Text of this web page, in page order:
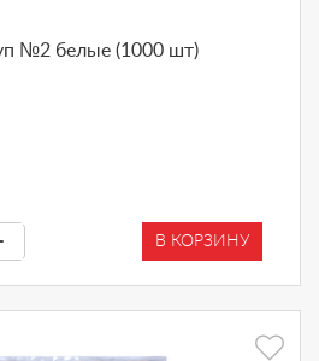
№2 белые (1000 шт)
В КОРЗИНУ